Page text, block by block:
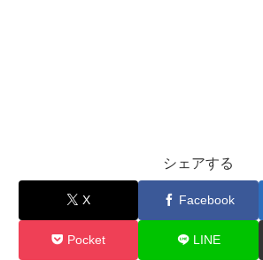
シェアする
X Facebook
Pocket LINE